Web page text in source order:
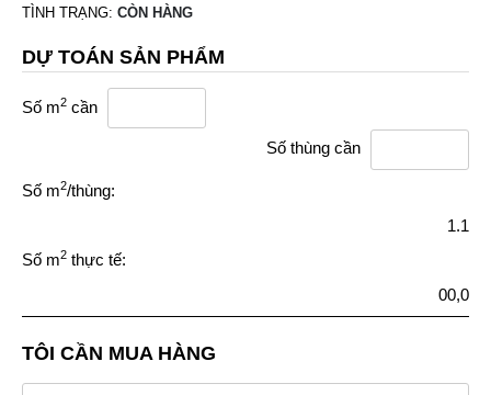
TÌNH TRẠNG: CÒN HÀNG
DỰ TOÁN SẢN PHẨM
Số m2 cần
Số thùng cần
Số m2/thùng:
1.1
Số m2 thực tế:
00,0
TÔI CẦN MUA HÀNG